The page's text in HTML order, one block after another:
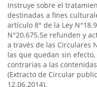
Instruye sobre el
destinadas a fines
artículo 8° de la Ley
N°20.675.Se refunden y
a través de las Circulares
las que quedan sin
contrarias a las
(Extracto de Circular
12.06.2014).